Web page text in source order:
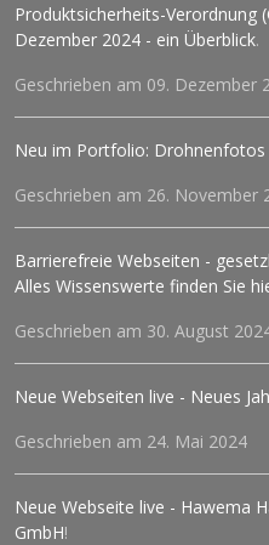
Produktsicherheits-Verordnung
Dezember 2024 - ein Überblick.
Geschrieben am 09. Dezember
Neu im Portfolio: Drohnenfotos
Geschrieben am 26. November
Barrierefreie Webseiten -
Alles Wissenswerte finden Sie
Geschrieben am 30. August
Neue Webseiten live - Neues
Geschrieben am 24. Mai 2024
Neue Webseite live - Hawema
GmbH!